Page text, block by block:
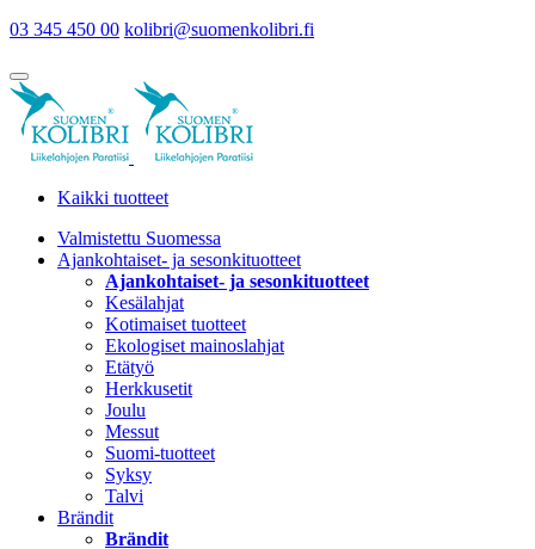
03 345 450 00 kolibri@suomenkolibri.fi
Kaikki tuotteet
Valmistettu Suomessa
Ajankohtaiset- ja sesonkituotteet
Ajankohtaiset- ja sesonkituotteet
Kesälahjat
Kotimaiset tuotteet
Ekologiset mainoslahjat
Etätyö
Herkkusetit
Joulu
Messut
Suomi-tuotteet
Syksy
Talvi
Brändit
Brändit